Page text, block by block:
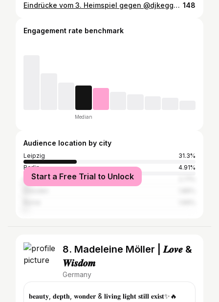
Eindrücke vom 3. Heimspiel gegen @djkeggolsheimbasketball (72:84) 148
Engagement rate benchmark
Median
Audience location by city
Leipzig
31.3%
Berlin
4.91%
Hamburg
Start a Free Trial to Unlock
8. Madeleine Möller | 𝑳𝒐𝒗𝒆 &
𝑾𝒊𝒔𝒅𝒐𝒎
Germany
𝐛𝐞𝐚𝐮𝐭𝐲, 𝐝𝐞𝐩𝐭𝐡, 𝐰𝐨𝐧𝐝𝐞𝐫 & 𝐥𝐢𝐯𝐢𝐧𝐠 𝐥𝐢𝐠𝐡𝐭 𝐬𝐭𝐢𝐥𝐥 𝐞𝐱𝐢𝐬𝐭✨🔥